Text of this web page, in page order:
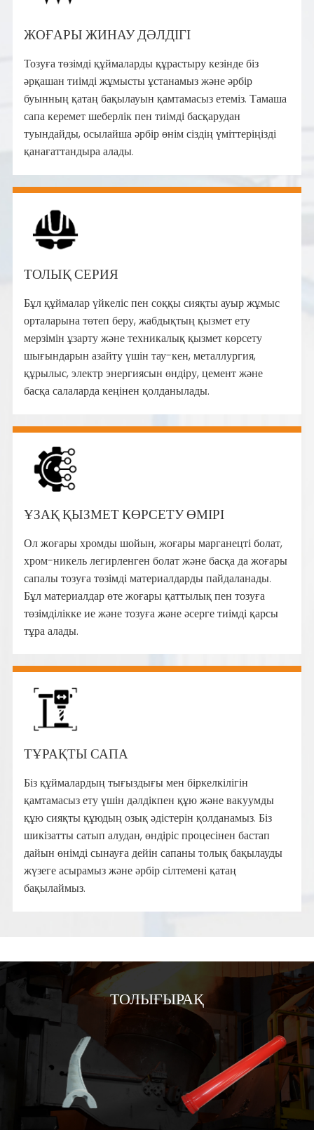
ЖОҒАРЫ ЖИНАУ ДӘЛДІГІ
Тозуға төзімді құймаларды құрастыру кезінде біз
әрқашан тиімді жұмысты ұстанамыз және әрбір
буынның қатаң бақылауын қамтамасыз етеміз. Тамаша
сапа керемет шеберлік пен тиімді басқарудан
туындайды, осылайша әрбір өнім сіздің үміттеріңізді
қанағаттандыра алады.
ТОЛЫҚ СЕРИЯ
Бұл құймалар үйкеліс пен соққы сияқты ауыр жұмыс
орталарына төтеп беру, жабдықтың қызмет ету
мерзімін ұзарту және техникалық қызмет көрсету
шығындарын азайту үшін тау-кен, металлургия,
құрылыс, электр энергиясын өндіру, цемент және
басқа салаларда кеңінен қолданылады.
ҰЗАҚ ҚЫЗМЕТ КӨРСЕТУ ӨМІРІ
Ол жоғары хромды шойын, жоғары марганецті болат,
хром-никель легирленген болат және басқа да жоғары
сапалы тозуға төзімді материалдарды пайдаланады.
Бұл материалдар өте жоғары қаттылық пен тозуға
төзімділікке ие және тозуға және әсерге тиімді қарсы
тұра алады.
ТҰРАҚТЫ САПА
Біз құймалардың тығыздығы мен біркелкілігін
қамтамасыз ету үшін дәлдікпен құю және вакуумды
құю сияқты құюдың озық әдістерін қолданамыз. Біз
шикізатты сатып алудан, өндіріс процесінен бастап
дайын өнімді сынауға дейін сапаны толық бақылауды
жүзеге асырамыз және әрбір сілтемені қатаң
бақылаймыз.
ТОЛЫҒЫРАҚ